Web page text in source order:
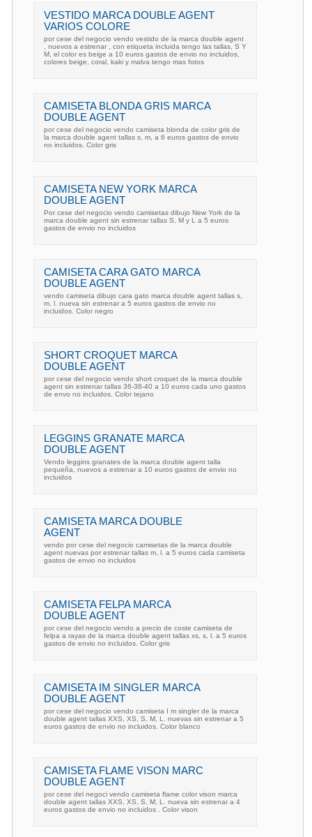
VESTIDO MARCA DOUBLE AGENT
VARIOS COLORE
por cese del negocio vendo vestido de la marca double agent
, nuevos a estrenar , con etiqueta incluida tengo las tallas, S Y
M, el color es beige a 10 euros gastos de envio no incluidos,
colores beige, coral, kaki y malva tengo mas fotos
CAMISETA BLONDA GRIS MARCA
DOUBLE AGENT
por cese del negocio vendo camiseta blonda de color gris de
la marca double agent tallas s, m, a 6 euros gastos de envio
no incluidos. Color gris
CAMISETA NEW YORK MARCA
DOUBLE AGENT
Por cese del negocio vendo camisetas dibujo New York de la
marca double agent sin estrenar tallas S, M y L a 5 euros
gastos de envio no incluidos
CAMISETA CARA GATO MARCA
DOUBLE AGENT
vendo camiseta dibujo cara gato marca double agent tallas s,
m, l. nueva sin estrenar a 5 euros gastos de envio no
incluidos. Color negro
SHORT CROQUET MARCA
DOUBLE AGENT
por cese del negocio vendo short croquet de la marca double
agent sin estrenar tallas 36-38-40 a 10 euros cada uno gastos
de envo no incluidos. Color tejano
LEGGINS GRANATE MARCA
DOUBLE AGENT
Vendo leggins granates de la marca double agent talla
pequeña, nuevos a estrenar a 10 euros gastos de envio no
incluidos
CAMISETA MARCA DOUBLE
AGENT
vendo por cese del negocio camisetas de la marca double
agent nuevas por estrenar tallas m, l. a 5 euros cada camiseta
gastos de envio no incluidos
CAMISETA FELPA MARCA
DOUBLE AGENT
por cese del negocio vendo a precio de coste camiseta de
felpa a rayas de la marca double agent tallas xs, s, l. a 5 euros
gastos de envio no incluidos. Color gris
CAMISETA IM SINGLER MARCA
DOUBLE AGENT
por cese del negocio vendo camiseta I m singler de la marca
double agent tallas XXS, XS, S, M, L. nuevas sin estrenar a 5
euros gastos de envio no incluidos. Color blanco
CAMISETA FLAME VISON MARC
DOUBLE AGENT
por cese del negoci vendo camiseta flame color vison marca
double agent tallas XXS, XS, S, M, L. nueva sin estrenar a 4
euros gastos de envio no incluidos . Color vison